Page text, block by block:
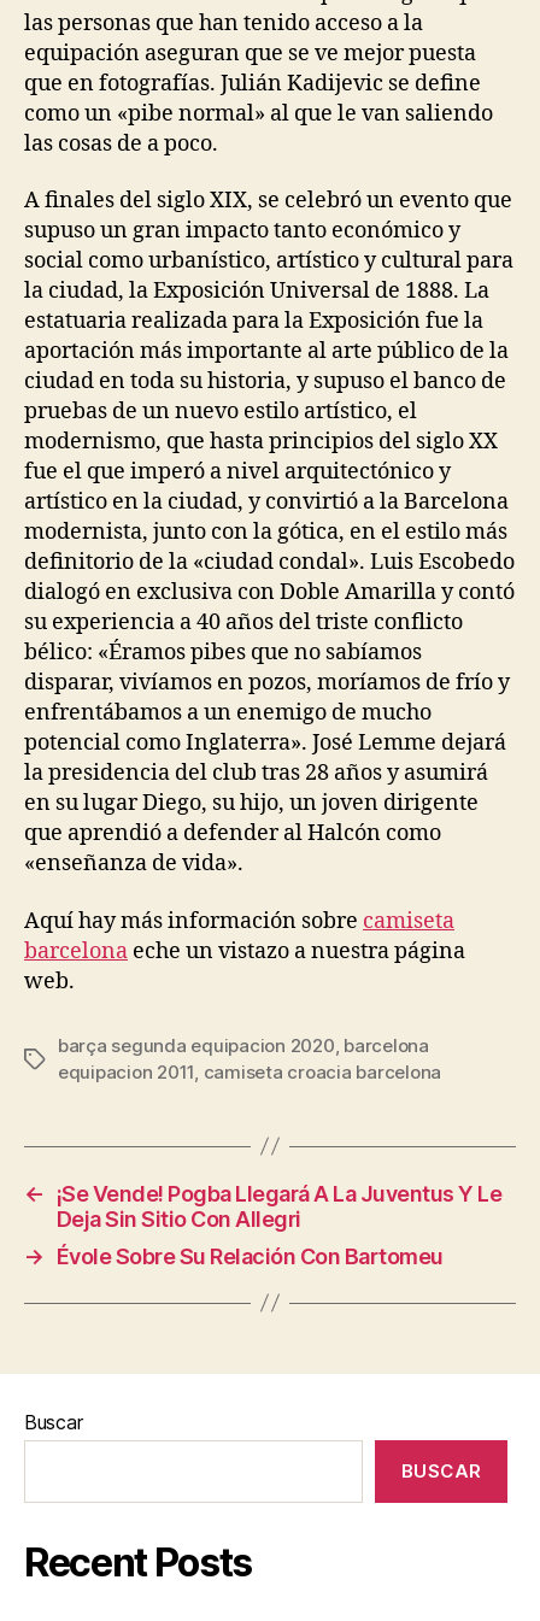
las personas que han tenido acceso a la
equipación aseguran que se ve mejor puesta
que en fotografías. Julián Kadijevic se define
como un «pibe normal» al que le van saliendo
las cosas de a poco.
A finales del siglo XIX, se celebró un evento que
supuso un gran impacto tanto económico y
social como urbanístico, artístico y cultural para
la ciudad, la Exposición Universal de 1888. La
estatuaria realizada para la Exposición fue la
aportación más importante al arte público de la
ciudad en toda su historia, y supuso el banco de
pruebas de un nuevo estilo artístico, el
modernismo, que hasta principios del siglo XX
fue el que imperó a nivel arquitectónico y
artístico en la ciudad, y convirtió a la Barcelona
modernista, junto con la gótica, en el estilo más
definitorio de la «ciudad condal». Luis Escobedo
dialogó en exclusiva con Doble Amarilla y contó
su experiencia a 40 años del triste conflicto
bélico: «Éramos pibes que no sabíamos
disparar, vivíamos en pozos, moríamos de frío y
enfrentábamos a un enemigo de mucho
potencial como Inglaterra». José Lemme dejará
la presidencia del club tras 28 años y asumirá
en su lugar Diego, su hijo, un joven dirigente
que aprendió a defender al Halcón como
«enseñanza de vida».
Aquí hay más información sobre camiseta
barcelona eche un vistazo a nuestra página
web.
Etiquetas
barça segunda equipacion 2020 barcelona
equipacion 2011 camiseta croacia barcelona
←
¡Se Vende! Pogba Llegará A La Juventus Y Le
Deja Sin Sitio Con Allegri
→
Évole Sobre Su Relación Con Bartomeu
Buscar
BUSCAR
Recent Posts